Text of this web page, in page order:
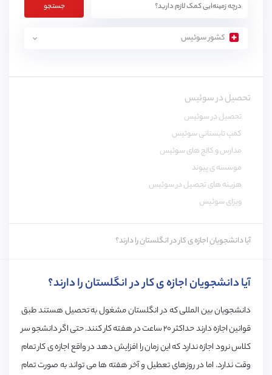
جستجو
کشور سوئیس
تحصیل در سوئیس
تحصیل در سوئیس
کمپ تابستانی سوئیس
مدارس و کالج های سوئیس
موسسه ی پیوند
هزینه های تحصیل در سوئیس
ویزای سوئیس
آیا دانشجویان اجازه ی کار در انگلستان را دارند؟
آیا دانشجویان اجازه ی کار در انگلستان را دارند؟
دانشجویان بین المللی که در انگلستان مشغول به تحصیل هستند طبق
قوانین اجازه دارند حداکثر ۲۰ ساعت در هفته کار کنند. حتی اگر دانشجو سر
کلاس نرود اجازه ندارد که این زمان را افزایش دهد در واقع اجازه ی کار تمام
وقت ندارد. اما در روزهای تعطیل و آخر هفته ها می تواند به صورت تمام